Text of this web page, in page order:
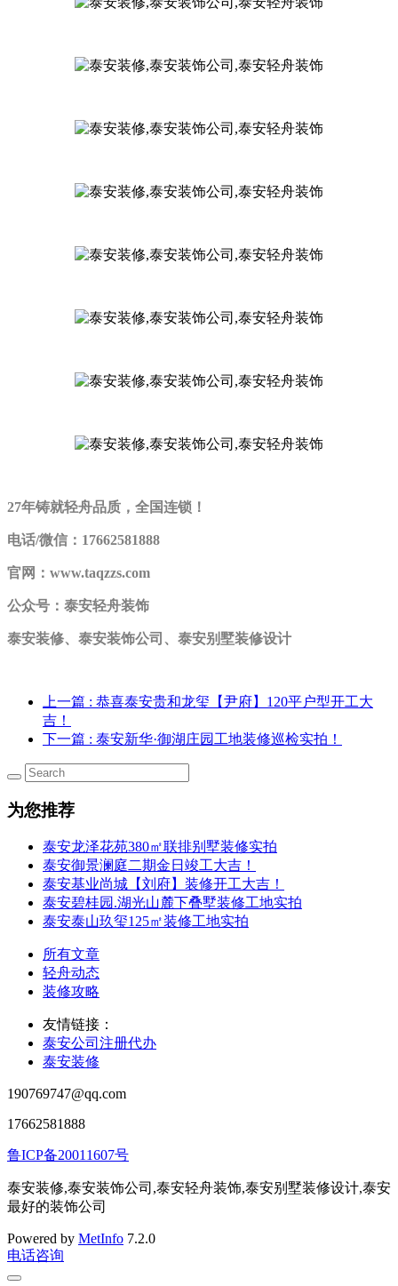
27年铸就轻舟品质，全国连锁！
电话/微信：17662581888
官网：www.taqzzs.com
公众号：泰安轻舟装饰
泰安装修、泰安装饰公司、泰安别墅装修设计
上一篇 : 恭喜泰安贵和龙玺【尹府】120平户型开工大
吉！
下一篇 : 泰安新华·御湖庄园工地装修巡检实拍！
为您推荐
泰安龙泽花苑380㎡联排别墅装修实拍
泰安御景澜庭二期金日竣工大吉！
泰安基业尚城【刘府】装修开工大吉！
泰安碧桂园.湖光山麓下叠墅装修工地实拍
泰安泰山玖玺125㎡装修工地实拍
所有文章
轻舟动态
装修攻略
友情链接：
泰安公司注册代办
泰安装修
190769747@qq.com
17662581888
鲁ICP备20011607号
泰安装修,泰安装饰公司,泰安轻舟装饰,泰安别墅装修设计,泰安
最好的装饰公司
Powered by MetInfo 7.2.0
电话咨询